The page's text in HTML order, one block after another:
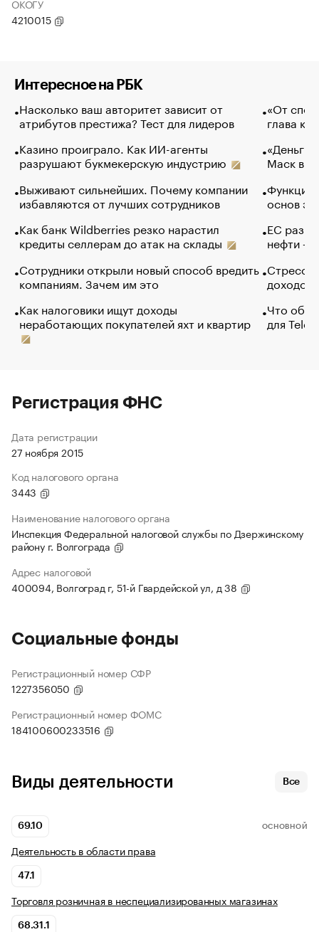
ОКОГУ
4210015
Интересное на РБК
Насколько ваш авторитет зависит от
атрибутов престижа? Тест для лидеров
Казино проиграло. Как ИИ-агенты
разрушают букмекерскую индустрию
Выживают сильнейших. Почему компании
избавляются от лучших сотрудников
Как банк Wildberries резко нарастил
кредиты селлерам до атак на склады
Сотрудники открыли новый способ вредить
компаниям. Зачем им это
Как налоговики ищут доходы
неработающих покупателей яхт и квартир
«От
глава
«Деньги
Маск в
Функции
основ
ЕС
нефти —
Стресс
доходов
Что
для
Регистрация ФНС
Дата регистрации
27 ноября 2015
Код налогового органа
3443
Наименование налогового органа
Инспекция Федеральной налоговой службы по Дзержинскому
району г. Волгограда
Адрес налоговой
400094, Волгоград г, 51-й Гвардейской ул, д 38
Социальные фонды
Регистрационный номер СФР
1227356050
Регистрационный номер ФОМС
184100600233516
Виды деятельности Все
69.10 ОСНОВНОЙ
Деятельность в области права
47.1
Торговля розничная в неспециализированных магазинах
68.31.1